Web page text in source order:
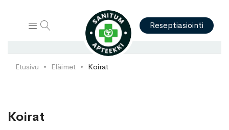
Reseptiasiointi
Etusivu Eläimet Koirat
Koirat